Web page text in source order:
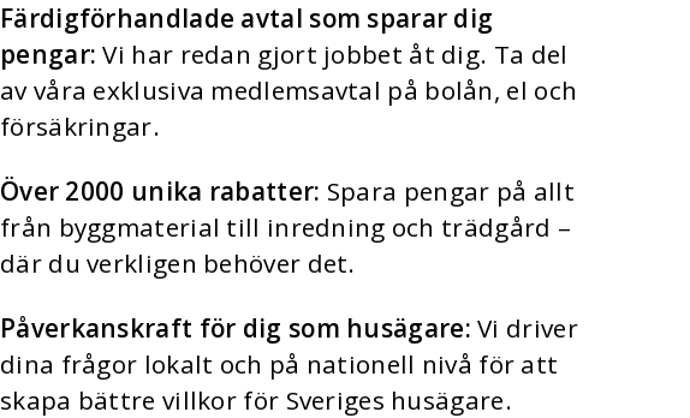
Färdigförhandlade avtal som sparar dig
pengar:Vi har redan gjort jobbet åt dig. Ta del
av våra exklusiva medlemsavtal på bolån, el och
försäkringar.
Över 2000 unika rabatter: Spara pengar på allt
från byggmaterial till inredning och trädgård –
där du verkligen behöver det.
Påverkanskraft för dig som husägare: Vi driver
dina frågor lokalt och på nationell nivå för att
skapa bättre villkor för Sveriges husägare.